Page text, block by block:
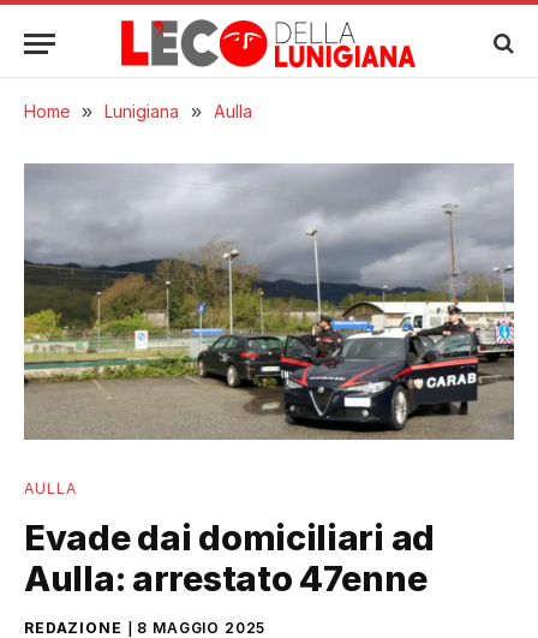
Home » Lunigiana » Aulla
AULLA
Evade dai domiciliari ad
Aulla: arrestato 47enne
REDAZIONE 8 MAGGIO 2025